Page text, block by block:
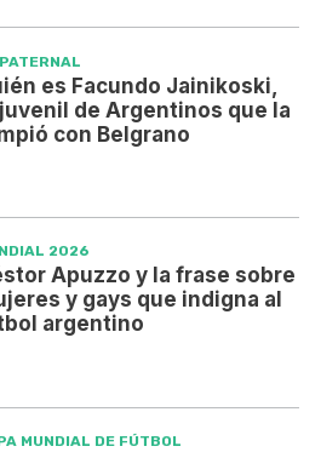
es Facundo Jainikoski,
de Argentinos que la
con Belgrano
2026
Apuzzo y la frase sobre
y gays que indigna al
argentino
MUNDIAL DE FÚTBOL